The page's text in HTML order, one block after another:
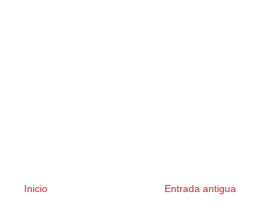
Entrada antigua
Inicio